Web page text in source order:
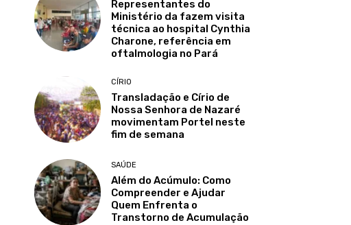
Representantes do
Ministério da fazem visita
técnica ao hospital Cynthia
Charone, referência em
oftalmologia no Pará
CÍRIO
Transladação e Círio de
Nossa Senhora de Nazaré
movimentam Portel neste
fim de semana
SAÚDE
Além do Acúmulo: Como
Compreender e Ajudar
Quem Enfrenta o
Transtorno de Acumulação